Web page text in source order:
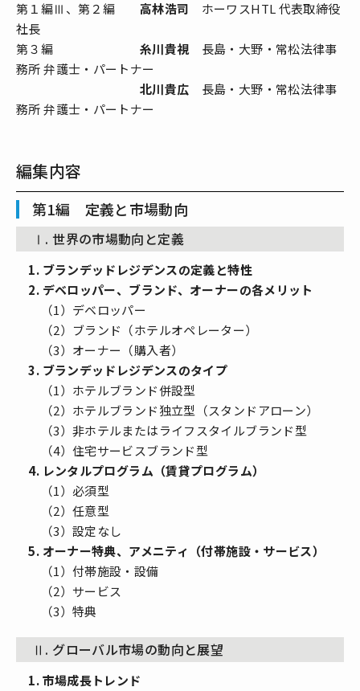
第１編Ⅲ、第２編 高林浩司 ホーワスHTL 代表取締役
社長
第３編 糸川貴視長島・大野・常松法律事
務所 弁護士・パートナー
北川貴広 長島・大野・常松法律事
務所 弁護士・パートナー
編集内容
第1編 定義と市場動向
Ⅰ. 世界の市場動向と定義
1. ブランデッドレジデンスの定義と特性
2. デベロッパー、ブランド、オーナーの各メリット
（1）デベロッパー
（2）ブランド（ホテルオペレーター）
（3）オーナー（購入者）
3. ブランデッドレジデンスのタイプ
（1）ホテルブランド併設型
（2）ホテルブランド独立型（スタンドアローン）
（3）非ホテルまたはライフスタイルブランド型
（4）住宅サービスブランド型
4. レンタルプログラム（賃貸プログラム）
（1）必須型
（2）任意型
（3）設定なし
5. オーナー特典、アメニティ（付帯施設・サービス）
（1）付帯施設・設備
（2）サービス
（3）特典
Ⅱ. グローバル市場の動向と展望
1. 市場成長トレンド